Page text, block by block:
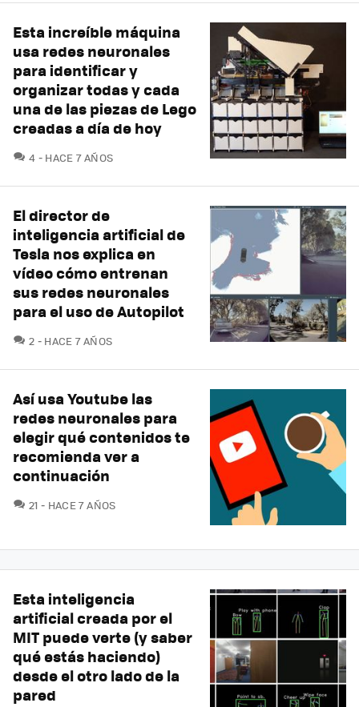
Esta increíble máquina
usa redes neuronales
para identificar y
organizar todas y cada
una de las piezas de Lego
creadas a día de hoy
4 COMENTARIOS
HACE 7 AÑOS
El director de
inteligencia artificial de
Tesla nos explica en
vídeo cómo entrenan
sus redes neuronales
para el uso de Autopilot
2 COMENTARIOS
HACE 7 AÑOS
Así usa Youtube las
redes neuronales para
elegir qué contenidos te
recomienda ver a
continuación
21 COMENTARIOS
HACE 7 AÑOS
Esta inteligencia
artificial creada por el
MIT puede verte (y saber
qué estás haciendo)
desde el otro lado de la
pared